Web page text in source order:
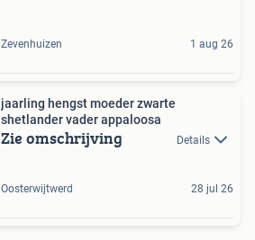
Zevenhuizen 1 aug 26
jaarling hengst moeder zwarte
shetlander vader appaloosa
Zie omschrijving Details
Oosterwijtwerd 28 jul 26